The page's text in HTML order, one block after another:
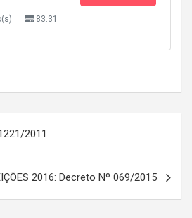
83.31
2011
2016: Decreto Nº 069/2015